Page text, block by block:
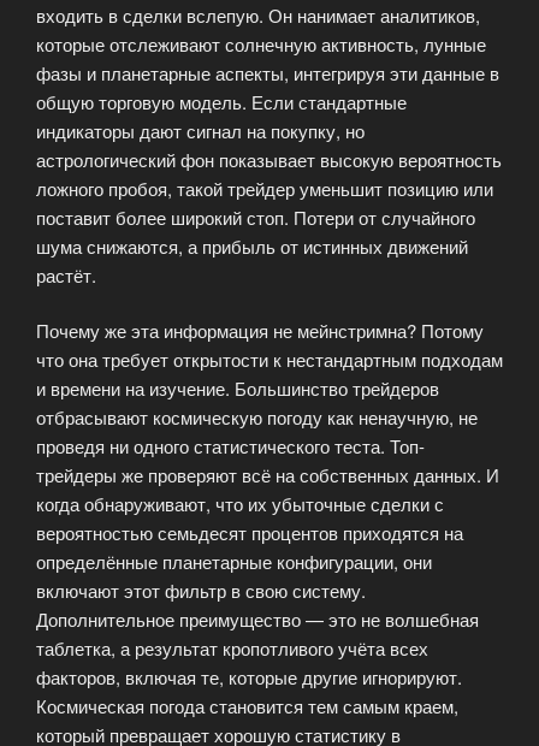
входить в сделки вслепую. Он нанимает аналитиков,
которые отслеживают солнечную активность, лунные
фазы и планетарные аспекты, интегрируя эти данные в
общую торговую модель. Если стандартные
индикаторы дают сигнал на покупку, но
астрологический фон показывает высокую вероятность
ложного пробоя, такой трейдер уменьшит позицию или
поставит более широкий стоп. Потери от случайного
шума снижаются, а прибыль от истинных движений
растёт.
Почему же эта информация не мейнстримна? Потому
что она требует открытости к нестандартным подходам
и времени на изучение. Большинство трейдеров
отбрасывают космическую погоду как ненаучную, не
проведя ни одного статистического теста. Топ-
трейдеры же проверяют всё на собственных данных. И
когда обнаруживают, что их убыточные сделки с
вероятностью семьдесят процентов приходятся на
определённые планетарные конфигурации, они
включают этот фильтр в свою систему.
Дополнительное преимущество — это не волшебная
таблетка, а результат кропотливого учёта всех
факторов, включая те, которые другие игнорируют.
Космическая погода становится тем самым краем,
который превращает хорошую статистику в